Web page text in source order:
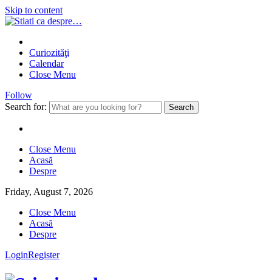
Skip to content
Curiozităţi
Calendar
Close Menu
Follow
Search for:
Close Menu
Acasă
Despre
Friday, August 7, 2026
Close Menu
Acasă
Despre
LoginRegister